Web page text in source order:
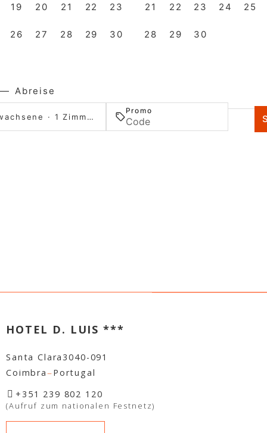
19 20 21 22 23
26 27 28 29 30
21 22 23 24 25
28 29 30
— Abreise
2 Erwachsene · 1 Zimmer
Promo